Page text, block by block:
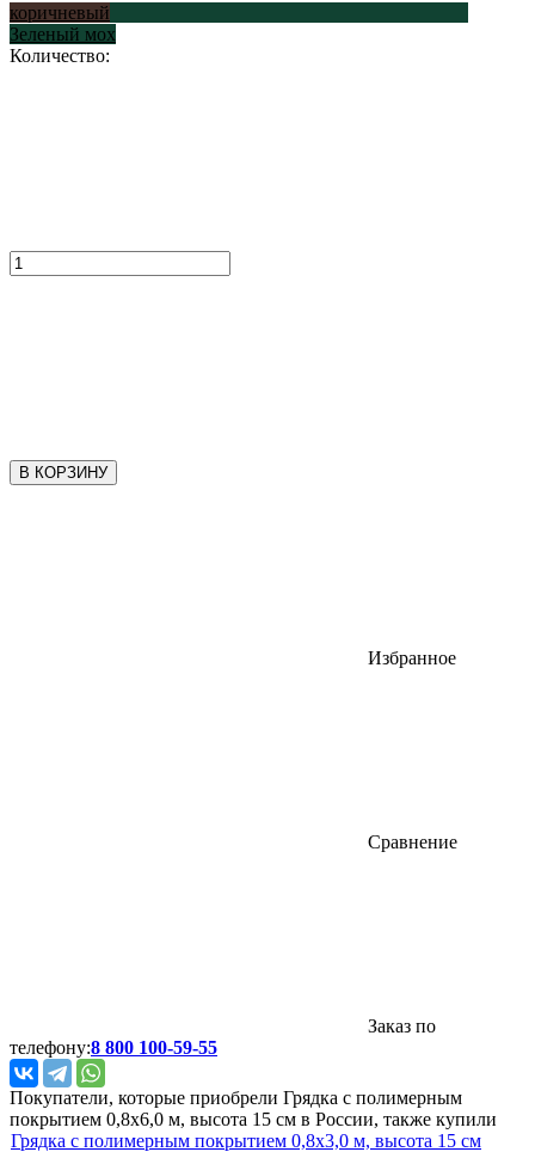
коричневый
Зеленый мох
Количество:
В КОРЗИНУ
Избранное
Сравнение
Заказ по
телефону:8 800 100-59-55
Покупатели, которые приобрели Грядка с полимерным
покрытием 0,8х6,0 м, высота 15 см в России, также купили
Грядка с полимерным покрытием 0,8х3,0 м, высота 15 см